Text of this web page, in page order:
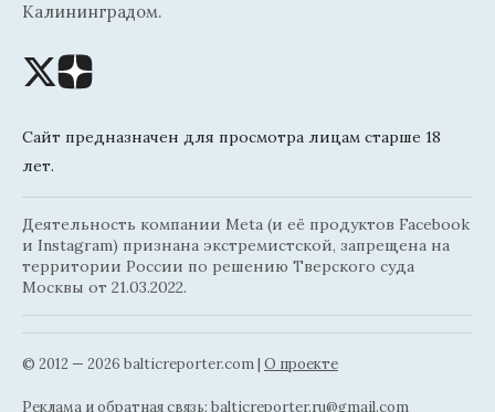
Калининградом.
Сайт предназначен для просмотра лицам старше 18
лет.
Деятельность компании Meta (и её продуктов Facebook
и Instagram) признана экстремистской, запрещена на
территории России по решению Тверского суда
Москвы от 21.03.2022.
© 2012 — 2026 balticreporter.com | О проекте
Реклама и обратная связь: balticreporter.ru@gmail.com